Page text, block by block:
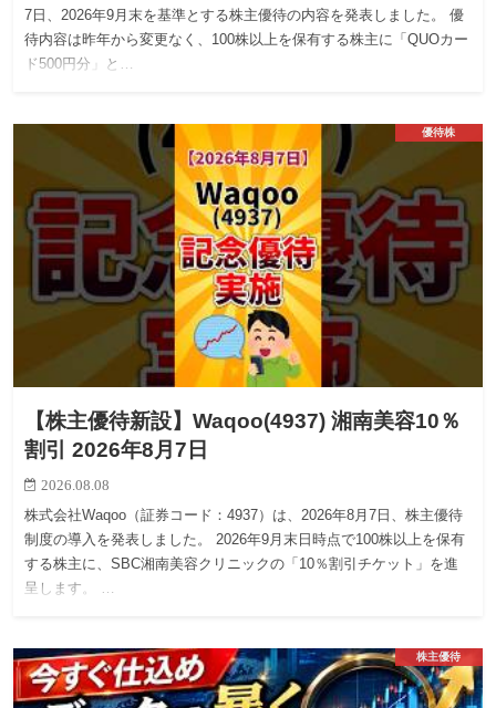
7日、2026年9月末を基準とする株主優待の内容を発表しました。 優
待内容は昨年から変更なく、100株以上を保有する株主に「QUOカー
ド500円分」と…
優待株
【株主優待新設】Waqoo(4937) 湘南美容10％
割引 2026年8月7日
2026.08.08
株式会社Waqoo（証券コード：4937）は、2026年8月7日、株主優待
制度の導入を発表しました。 2026年9月末日時点で100株以上を保有
する株主に、SBC湘南美容クリニックの「10％割引チケット」を進
呈します。 …
株主優待